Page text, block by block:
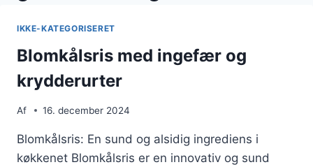
IKKE-KATEGORISERET
Blomkålsris med ingefær og
krydderurter
Af 16. december 2024
Blomkålsris: En sund og alsidig ingrediens i
køkkenet Blomkålsris er en innovativ og sund